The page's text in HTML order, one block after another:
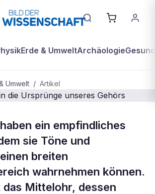
Erde & UmweltArchäologie
Umwelt / Artikel
UMWELT
in die Ursprünge
ein empfindliches
sie Töne und
breiten
wahrnehmen können.
Mittelohr, dessen